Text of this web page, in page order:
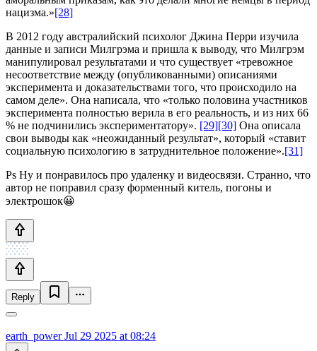
нацизма.»[28]
В 2012 году австралийский психолог Джина Перри изучила
данные и записи Милгрэма и пришла к выводу, что Милгрэм
манипулировал результатами и что существует «тревожное
несоответствие между (опубликованными) описаниями
эксперимента и доказательствами того, что происходило на
самом деле». Она написала, что «только половина участников
эксперимента полностью верила в его реальность, и из них 66
% не подчинились экспериментатору». [29][30] Она описала
свои выводы как «неожиданный результат», который «ставит
социальную психологию в затруднительное положение».[31]
Ps Ну и понравилось про удаленку и видеосвязи. Странно, что
автор не поправил сразу форменный китель, погоны и
электрошок😀
Reply
earth_powerJul 29 2025 at 08:24